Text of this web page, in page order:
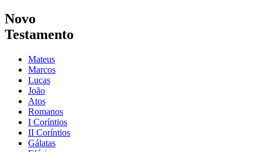
Novo
Testamento
Mateus
Marcos
Lucas
João
Atos
Romanos
I Coríntios
II Coríntios
Gálatas